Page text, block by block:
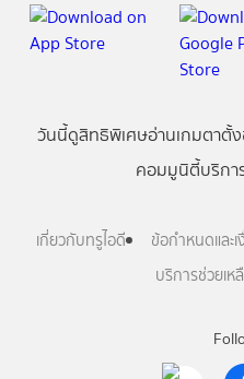
วันนี้ดูสิทธิพิเศษอ่านเกมตาตั้ง
คอมมูนิตี้บริกา
เกี่ยวกับทรูไอดี ข้อกำหนดและเ
บริการช่วยเห